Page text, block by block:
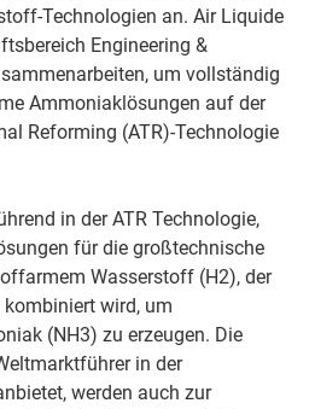
Technologien an. Air Liquide
Engineering &
um vollständig
Ammoniaklösungen auf der
Reforming (ATR)-Technologie
in der ATR Technologie,
für die großtechnische
Wasserstoff (H2), der
wird, um
(NH3) zu erzeugen. Die
in der
werden auch zur